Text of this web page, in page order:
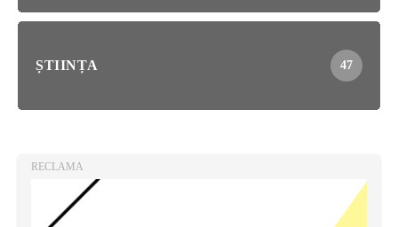
ȘTIINȚA 47
RECLAMA